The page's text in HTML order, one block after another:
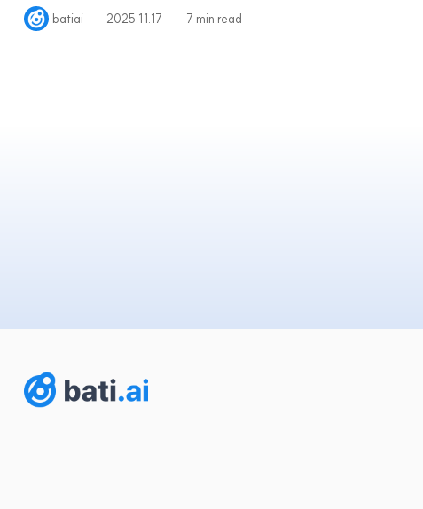
데요. 이 엄청난
batiai 2025.11.17 7 min read